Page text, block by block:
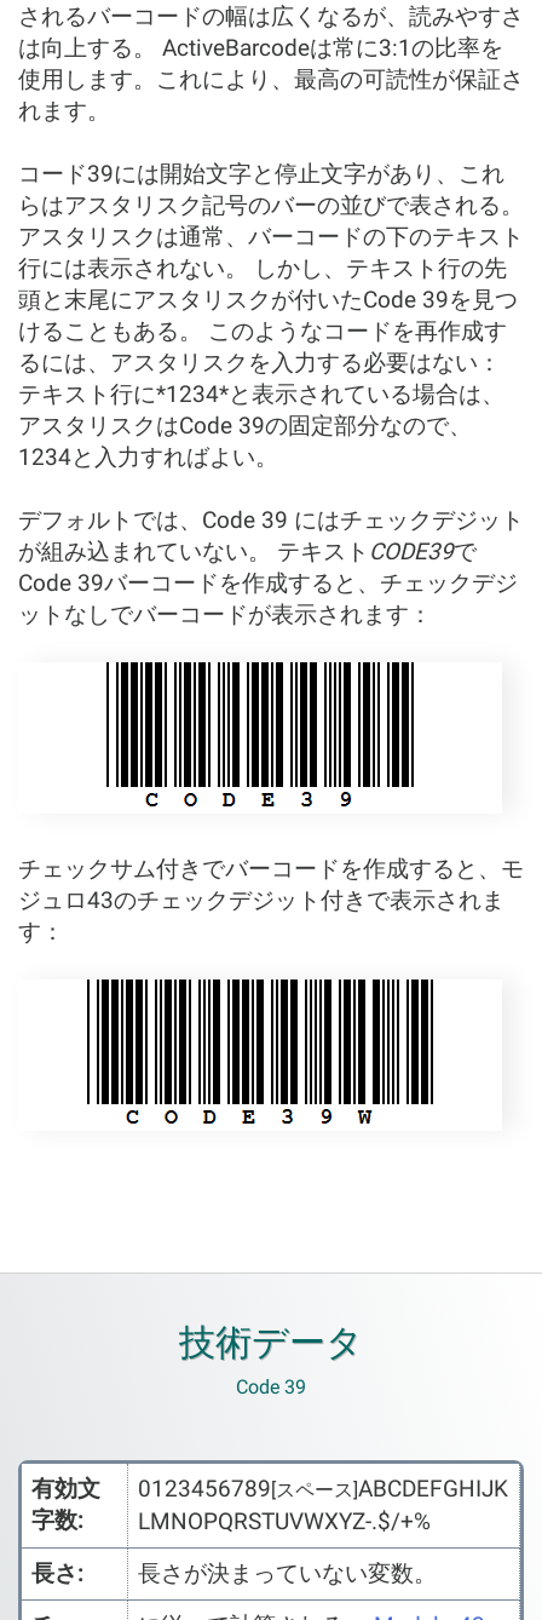
されるバーコードの幅は広くなるが、読みやすさ
は向上する。 ActiveBarcodeは常に3:1の比率を
使用します。これにより、最高の可読性が保証さ
れます。
コード39には開始文字と停止文字があり、これ
らはアスタリスク記号のバーの並びで表される。
アスタリスクは通常、バーコードの下のテキスト
行には表示されない。 しかし、テキスト行の先
頭と末尾にアスタリスクが付いたCode 39を見つ
けることもある。 このようなコードを再作成す
るには、アスタリスクを入力する必要はない：
テキスト行に*1234*と表示されている場合は、
アスタリスクはCode 39の固定部分なので、
1234と入力すればよい。
デフォルトでは、Code 39 にはチェックデジット
が組み込まれていない。 テキスト CODE39で
Code 39バーコードを作成すると、チェックデジ
ットなしでバーコードが表示されます：
チェックサム付きでバーコードを作成すると、モ
ジュロ43のチェックデジット付きで表示されま
す：
技術データ
Code 39
有効文
字数:
0123456789[スペース]ABCDEFGHIJK
LMNOPQRSTUVWXYZ-.$/+%
長さ:
長さが決まっていない変数。